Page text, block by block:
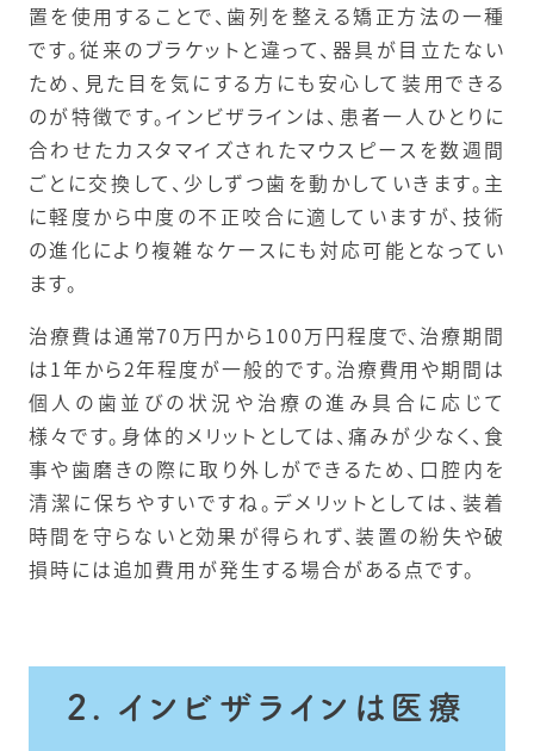
置を使用することで、歯列を整える矯正方法の一種
です。従来のブラケットと違って、器具が目立たない
ため、見た目を気にする方にも安心して装用できる
のが特徴です。インビザラインは、患者一人ひとりに
合わせたカスタマイズされたマウスピースを数週間
ごとに交換して、少しずつ歯を動かしていきます。主
に軽度から中度の不正咬合に適していますが、技術
の進化により複雑なケースにも対応可能となってい
ます。
治療費は通常70万円から100万円程度で、治療期間
は1年から2年程度が一般的です。治療費用や期間は
個人の歯並びの状況や治療の進み具合に応じて
様々です。身体的メリットとしては、痛みが少なく、食
事や歯磨きの際に取り外しができるため、口腔内を
清潔に保ちやすいですね。デメリットとしては、装着
時間を守らないと効果が得られず、装置の紛失や破
損時には追加費用が発生する場合がある点です。
2. インビザラインは医療